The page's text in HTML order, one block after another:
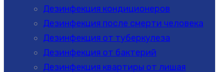
Дезинфекция кондиционеров
Дезинфекция после смерти человека
Дезинфекция от туберкулеза
Дезинфекция от бактерий
Дезинфекция квартиры от лишая